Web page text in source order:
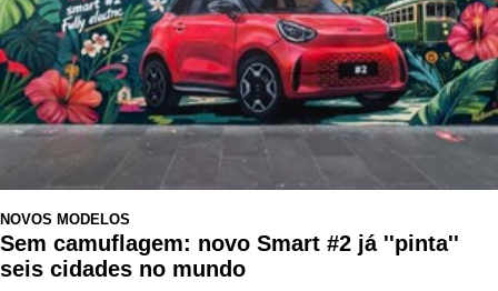
NOVOS MODELOS
Sem camuflagem: novo Smart #2 já ''pinta''
seis cidades no mundo